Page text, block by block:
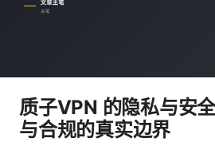
质子VPN 的隐私与安
与合规的真实边界